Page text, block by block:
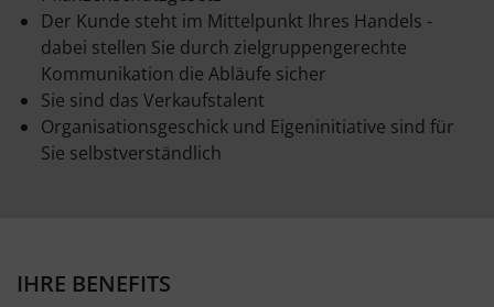
Der Kunde steht im Mittelpunkt Ihres Handels -
dabei stellen Sie durch zielgruppengerechte
Kommunikation die Abläufe sicher
Sie sind das Verkaufstalent
Organisationsgeschick und Eigeninitiative sind für
Sie selbstverständlich
IHRE BENEFITS